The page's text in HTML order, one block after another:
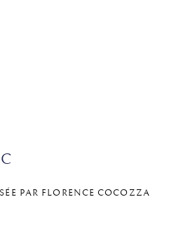
PAR FLORENCE COCOZZA